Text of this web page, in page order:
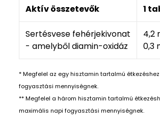
Aktív összetevők 1
Sertésvese fehérjekivonat
- amelyből diamin-oxidáz
4,2
0,3
* Megfelel az egy hisztamin tartalmú
fogyasztási mennyiségnek.
** Megfelel a három hisztamin tartalmú
maximális napi fogyasztási mennyiségnek.